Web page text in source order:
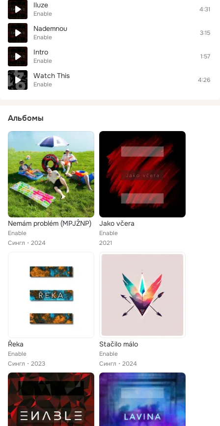
Iluze
Enable
4:31
Nademnou
Enable
3:15
Intro
Enable
1:57
Watch This
Enable
4:26
Альбомы
Nemám problém (MPJŽNP)
Enable
Сингл
2024
Jako včera
Enable
2021
Řeka
Enable
Сингл
2023
Stačilo málo
Enable
Сингл
2024